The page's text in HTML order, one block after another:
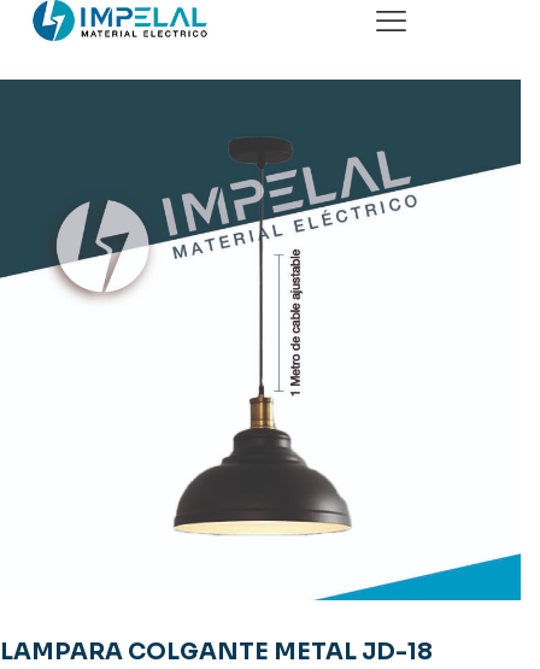
LAMPARA COLGANTE METAL JD-18